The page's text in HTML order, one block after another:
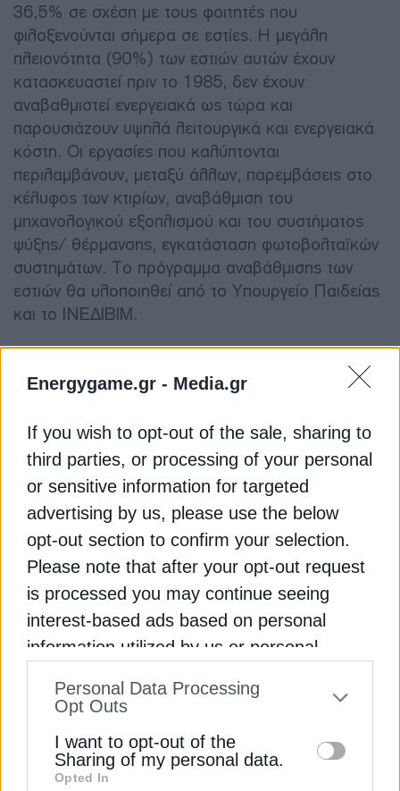
Energygame.gr - Media.gr
If you wish to opt-out of the sale, sharing to
third parties, or processing of your personal
or sensitive information for targeted
advertising by us, please use the below
opt-out section to confirm your selection.
Please note that after your opt-out request
is processed you may continue seeing
interest-based ads based on personal
information utilized by us or personal
to your opt-out. You may separately opt-out
information by third parties on the IAB’s list
of downstream participants. This
Personal Data Processing
Opt Outs
I want to opt-out of the
Sharing of my personal data.
Opted In
36,5% σε σχέση με τους φοιτητές που
φιλοξενούνται σήμερα σε εστίες. Η μεγάλη
πλειονότητα (90%) των εστιών αυτών έχουν
κατασκευαστεί πριν το 1985, δεν έχουν
αναβαθμιστεί ενεργειακά ως τώρα και
παρουσιάζουν υψηλά λειτουργικά και ενεργειακά
κόστη. Οι εργασίες που καλύπτονται
περιλαμβάνουν, μεταξύ άλλων, παρεμβάσεις στο
κέλυφος των κτιρίων, αναβάθμιση του
μηχανολογικού εξοπλισμού και του συστήματος
ψύξης/ θέρμανσης, εγκατάσταση φωτοβολταϊκών
συστημάτων. Το πρόγραμμα αναβάθμισης των
εστιών θα υλοποιηθεί από το Υπουργείο Παιδείας
και το ΙΝΕΔΙΒΙΜ.
μισθώνουν ηλεκτρικά αυτοκίνητα με χαμηλό
μίσθωμα, έως 150 ευρώ το μήνα. Στο πρόγραμμα
προβλέπεται να ενταχθούν 12.500 μεταφορικά
ευάλωτα νοικοκυριά. Προβλέπεται μέση
επιδότηση 13.000 € ανά δικαιούχο (με
προσαύξηση 2.000 ευρώ για άτομα με αναπηρία)
για 4 έτη μίσθωσης, συν 500 ευρώ για την αγορά
οικιακού φορτιστή. Ο ωφελούμενος θα επιλέγει τo
μοντέλο ηλεκτρικού αυτοκινήτου που προτιμά,
από μια δημόσια αναρτημένη λίστα επιλέξιμων
μοντέλα, που κυκλοφορούν.
Παράδειγμα: Έστω ότι ένας ωφελούμενος επιλέγει
ένα όχημα, το οποίο έχει συνολικό μίσθωμα
20.000€ για 4 χρόνια. Θα λάβει συνολικά
Εγγραφή στο Newsletter